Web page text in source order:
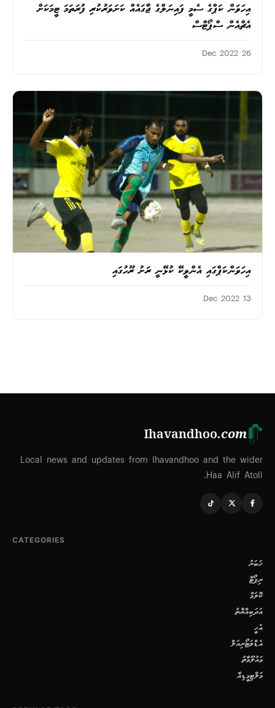
އިހަވަން ކަޕްގެ ސެމީ ފައިނަލްގެ ޖާގައެއް ކަށަވަރުކުރި ފުރަތަމަ ޓީމަކަށް
އެޗްއެން ސްޕޯޓްސް
26 Dec 2022
އިހަވަންކަޕްގައި އެންވީކޭ ކުޅޭނީ ރަށު ރޫހުގައި
13 Dec 2022
Ihavandhoo.com
Local news and updates from Ihavandhoo and the wider
Haa Alif Atoll.
CATEGORIES
ޚަބަރު
ރިޕޯޓް
ކޮލަމް
އަދަބިއްޔާތު
އެހީ
އެޑްވަޓޯރިއަލް
މައުލޫމާތު
މަލްޓިމީޑިއާ